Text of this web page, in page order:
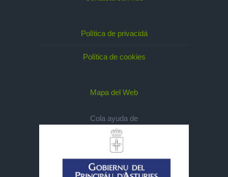
Política de privacidá
Política de cookies
Mapa del Web
Cola ayuda de